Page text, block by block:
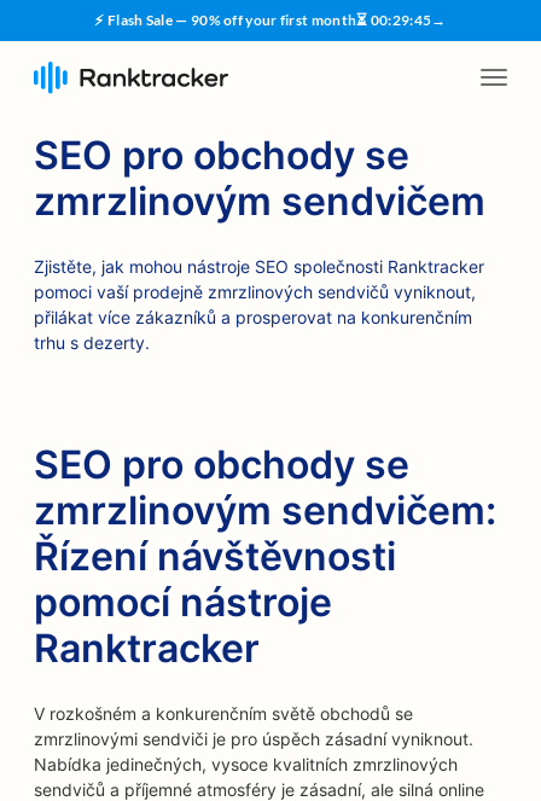
⚡ Flash Sale — 90% off your first month⏳ 00:29:45→
SEO pro obchody se
zmrzlinovým sendvičem
Zjistěte, jak mohou nástroje SEO společnosti Ranktracker
pomoci vaší prodejně zmrzlinových sendvičů vyniknout,
přilákat více zákazníků a prosperovat na konkurenčním
trhu s dezerty.
SEO pro obchody se
zmrzlinovým sendvičem:
Řízení návštěvnosti
pomocí nástroje
Ranktracker
V rozkošném a konkurenčním světě obchodů se
zmrzlinovými sendviči je pro úspěch zásadní vyniknout.
Nabídka jedinečných, vysoce kvalitních zmrzlinových
sendvičů a příjemné atmosféry je zásadní, ale silná online